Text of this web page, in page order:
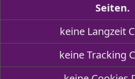
Seiten.
keine Langzeit
keine Tracking